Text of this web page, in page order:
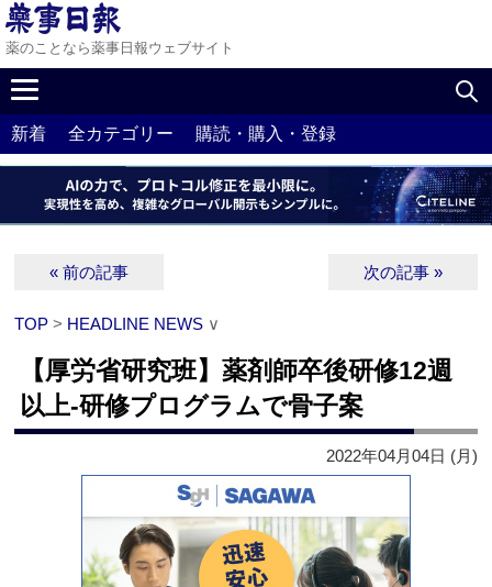
薬のことなら薬事日報ウェブサイト
新着 全カテゴリー 購読・購入・登録
« 前の記事 次の記事 »
TOP > HEADLINE NEWS ∨
【厚労省研究班】薬剤師卒後研修12週
以上‐研修プログラムで骨子案
2022年04月04日 (月)